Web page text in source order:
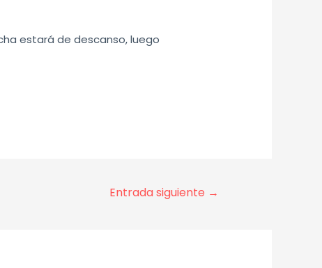
estará de descanso, luego
Entrada siguiente →